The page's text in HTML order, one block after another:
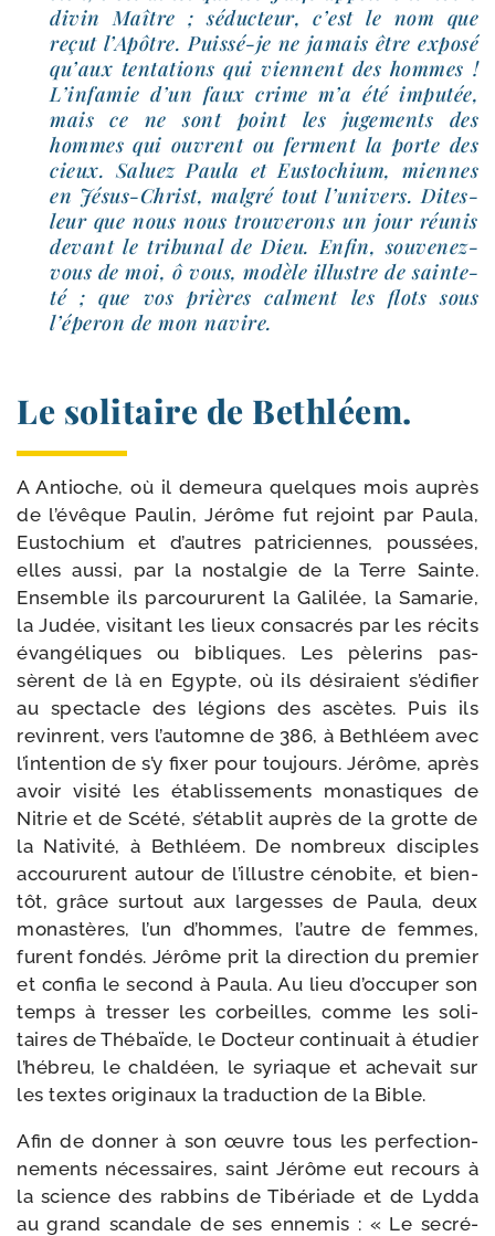
divin Maître ; séduc­teur, c’est le nom que
reçut l’Apôtre. Puissé-​je ne jamais être expo­sé
qu’aux ten­ta­tions qui viennent des hommes !
L’infamie d’un faux crime m’a été impu­tée,
mais ce ne sont point les juge­ments des
hommes qui ouvrent ou ferment la porte des
cieux. Saluez Paula et Eustochium, miennes
en Jésus-​Christ, mal­gré tout l’univers. Dites-​
leur que nous nous trou­ve­rons un jour réunis
devant le tri­bu­nal de Dieu. Enfin, souvenez-​
vous de moi, ô vous, modèle illustre de sain­te­
té ; que vos prières calment les flots sous
l’éperon de mon navire.
Le solitaire de Bethléem.
A Antioche, où il demeu­ra quelques mois auprès
de l’évêque Pau­lin, Jérôme fut rejoint par Paula,
Eustochium et d’autres patri­ciennes, pous­sées,
elles aus­si, par la nos­tal­gie de la Terre Sainte.
Ensemble ils par­cou­rurent la Galilée, la Samarie,
la Judée, visi­tant les lieux consa­crés par les récits
évan­gé­liques ou bibliques. Les pèle­rins pas­
sèrent de là en Egypte, où ils dési­raient s’édifier
au spec­tacle des légions des ascètes. Puis ils
revinrent, vers l’automne de 386, à Bethléem avec
l’intention de s’y fixer pour tou­jours. Jérôme, après
avoir visi­té les éta­blis­se­ments monas­tiques de
Nitrie et de Scété, s’établit auprès de la grotte de
la Nativité, à Bethléem. De nom­breux dis­ciples
accou­rurent autour de l’illustre céno­bite, et bien­
tôt, grâce sur­tout aux lar­gesses de Paula, deux
monas­tères, l’un d’hommes, l’autre de femmes,
furent fon­dés. Jérôme prit la direc­tion du pre­mier
et confia le second à Paula. Au lieu d’occuper son
temps à tres­ser les cor­beilles, comme les soli­
taires de Thébaïde, le Docteur conti­nuait à étu­dier
l’hébreu, le chal­déen, le syriaque et ache­vait sur
les textes ori­gi­naux la tra­duc­tion de la Bible.
Afin de don­ner à son œuvre tous les per­fec­tion­
ne­ments néces­saires, saint Jérôme eut recours à
la science des rab­bins de Tibériade et de Lydda
au grand scan­dale de ses enne­mis : « Le secré­